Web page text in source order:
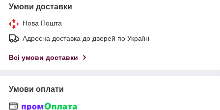
Умови доставки
Нова Пошта
Адресна доставка до дверей по Україні
Всі умови доставки
Умови оплати